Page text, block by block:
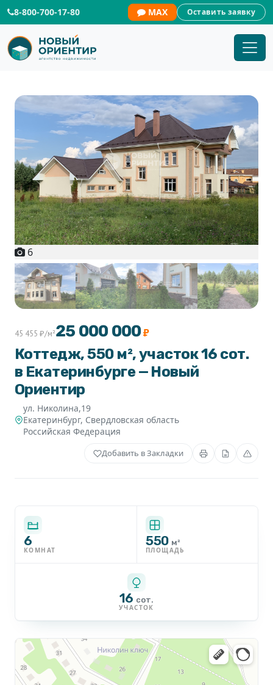
8-800-700-17-80 MAX Оставить заявку
6
Коттедж, 550 м², участок 16 сот.
в Екатеринбурге — Новый
Ориентир
ул. Николина,19
Екатеринбург, Свердловская область
Российская Федерация
45 455 ₽/м²25 000 000 ₽
Добавить в Закладки
6
КОМНАТ
550 м²
ПЛОЩАДЬ
16 сот.
УЧАСТОК